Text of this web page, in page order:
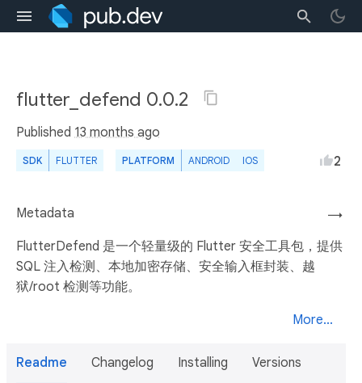
flutter_defend 0.0.2
Published 13 months ago
SDK FLUTTER PLATFORM ANDROID IOS 2
→
Metadata
FlutterDefend 是一个轻量级的 Flutter 安全工具包，提供
SQL 注入检测、本地加密存储、安全输入框封装、越
狱/root 检测等功能。
More...
Readme Changelog Installing Versions